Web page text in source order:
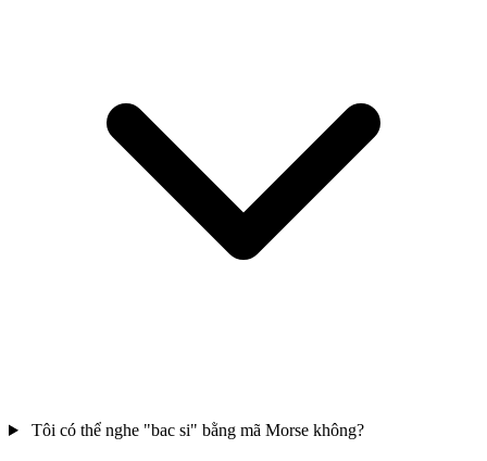
Tôi có thể nghe "bac si" bằng mã Morse không?